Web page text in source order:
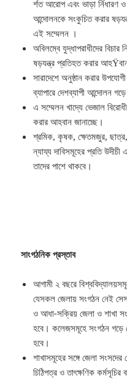
র্শত আরোপ এবং ভাড়া র্নিধারণ
আন্দোলনকে সংকুচিত করার
এই সম্মেলন ।
অবিলম্বে যুদ্ধাপরাধীদের বিচার
ষড়যন্ত্র প্রতিহত করার
সারাদেশে অনুষ্ঠান করার
ব্যাপারে দেশব্যাপী আন্দোলন
এ সম্মেলন খাদ্যে ভেজাল
করার আহবান জানাচ্ছে।
শ্রমিক, কৃষক, ক্ষেতমজুর, ছাত্র,
ন্যায্য দাবিসমূহের প্রতি
তাদের পাশে থাকবে।
সাংগঠনিক প্রস্তাব
আগামী ২ বছরে
যেসকল জেলায় সংগঠন নেই
ও আধা-সক্রিয় জেলা ও শাখা
হবে। কলেজসমূহে সংগঠন গড়ে
হবে।
শাখাসমূহের সঙ্গে জেলা সংসদের
চিঠিপত্র ও তাৎক্ষণিক কর্মসূচির